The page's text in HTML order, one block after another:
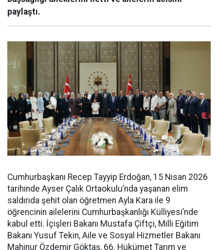
paylaştı.
Cumhurbaşkanı Recep Tayyip Erdoğan, 15 Nisan 2026
tarihinde Ayser Çalık Ortaokulu’nda yaşanan elim
saldırıda şehit olan öğretmen Ayla Kara ile 9
öğrencinin ailelerini Cumhurbaşkanlığı Külliyesi’nde
kabul etti. İçişleri Bakanı Mustafa Çiftçi, Milli Eğitim
Bakanı Yusuf Tekin, Aile ve Sosyal Hizmetler Bakanı
Mahinur Özdemir Göktaş, 66. Hükümet Tarım ve